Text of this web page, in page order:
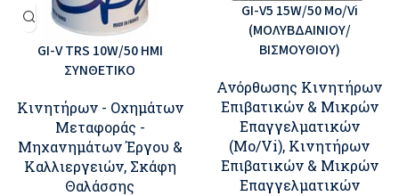
GI-V TRS 10W/50 ΗΜΙ
ΣΥΝΘΕΤΙΚΟ
Κινητήρων - Οχημάτων
Μεταφοράς -
Μηχανημάτων Έργου &
Καλλιεργειών, Σκάφη
Θαλάσσης
GI-V5 15W/50 Mo/Vi
(ΜΟΛΥΒΔΑΙΝΙΟΥ/
ΒΙΣΜΟΥΘΙΟΥ)
Ανόρθωσης Κινητήρων
Επιβατικών & Μικρών
Επαγγελματικών
(Mo/Vi), Κινητήρων
Επιβατικών & Μικρών
Επαγγελματικών